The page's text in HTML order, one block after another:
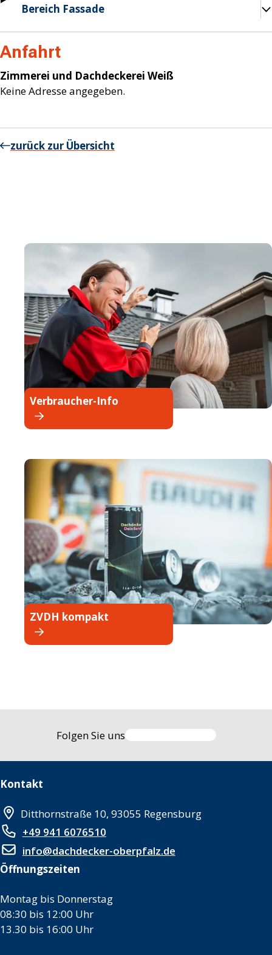
Bereich Fassade
Anfahrt
Zimmerei und Dachdeckerei Weiß
Keine Adresse angegeben.
zurück zur Übersicht
Verbraucher-Info
ZVDH kompakt
Folgen Sie uns
Kontakt
Ditthornstraße 10, 93055 Regensburg
+49 941 6076510
info@dachdecker-oberpfalz.de
Öffnungszeiten
Montag bis Donnerstag
08:30 bis 12:00 Uhr
13.30 bis 16:00 Uhr